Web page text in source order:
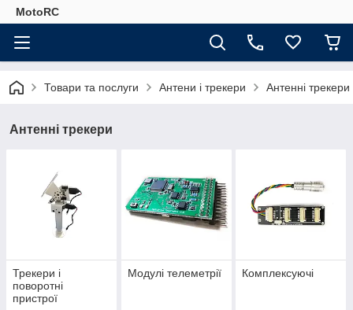
MotoRC
Товари та послуги Антени і трекери Антенні трекери
Антенні трекери
Трекери і
поворотні
пристрої
Модулі телеметрії Комплексуючі